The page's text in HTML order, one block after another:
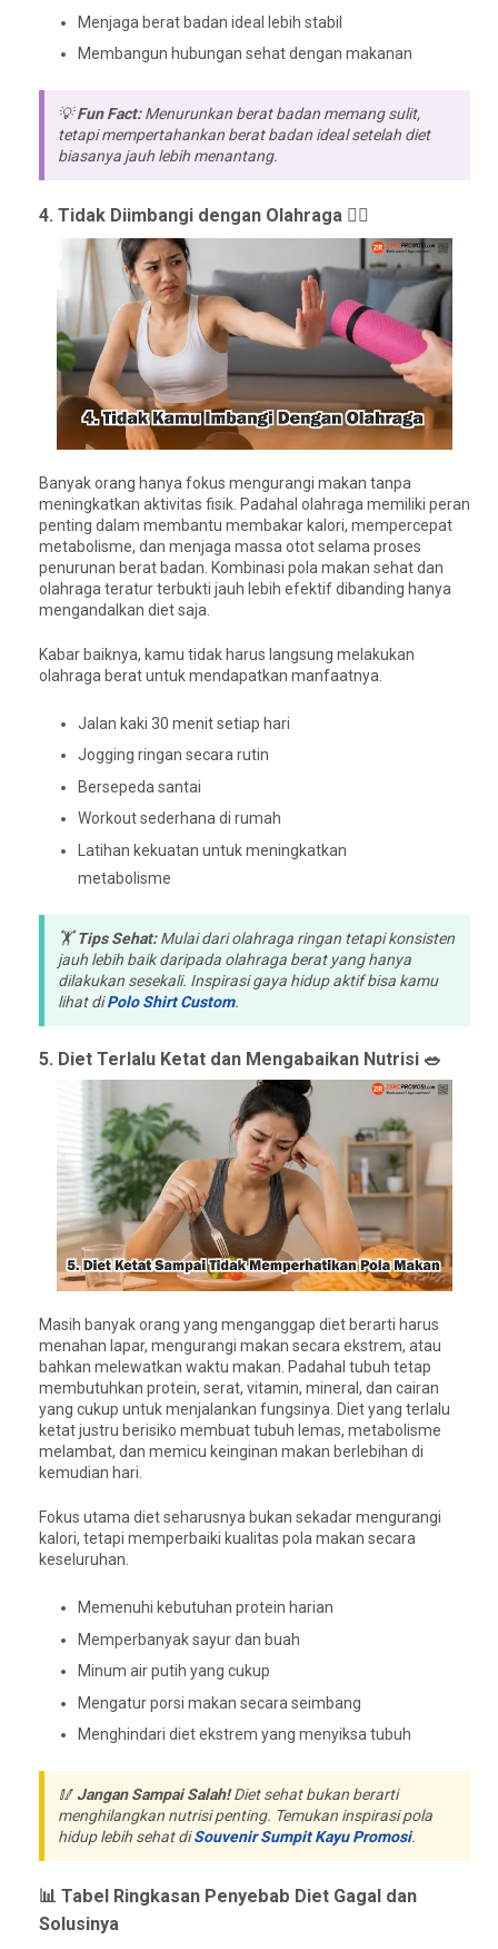
Menjaga berat badan ideal lebih stabil
Membangun hubungan sehat dengan makanan
💡Fun Fact:Menurunkan berat badan memang sulit,
tetapi mempertahankan berat badan ideal setelah diet
biasanya jauh lebih menantang.
4. Tidak Diimbangi dengan Olahraga 🏃‍♂️
Banyak orang hanya fokus mengurangi makan tanpa
meningkatkan aktivitas fisik. Padahal olahraga memiliki peran
penting dalam membantu membakar kalori, mempercepat
metabolisme, dan menjaga massa otot selama proses
penurunan berat badan. Kombinasi pola makan sehat dan
olahraga teratur terbukti jauh lebih efektif dibanding hanya
mengandalkan diet saja.
Kabar baiknya, kamu tidak harus langsung melakukan
olahraga berat untuk mendapatkan manfaatnya.
Jalan kaki 30 menit setiap hari
Jogging ringan secara rutin
Bersepeda santai
Workout sederhana di rumah
Latihan kekuatan untuk meningkatkan
metabolisme
🏋️Tips Sehat:Mulai dari olahraga ringan tetapi konsisten
jauh lebih baik daripada olahraga berat yang hanya
dilakukan sesekali. Inspirasi gaya hidup aktif bisa kamu
lihat diPolo Shirt Custom.
5. Diet Terlalu Ketat dan Mengabaikan Nutrisi 🥗
Masih banyak orang yang menganggap diet berarti harus
menahan lapar, mengurangi makan secara ekstrem, atau
bahkan melewatkan waktu makan. Padahal tubuh tetap
membutuhkan protein, serat, vitamin, mineral, dan cairan
yang cukup untuk menjalankan fungsinya. Diet yang terlalu
ketat justru berisiko membuat tubuh lemas, metabolisme
melambat, dan memicu keinginan makan berlebihan di
kemudian hari.
Fokus utama diet seharusnya bukan sekadar mengurangi
kalori, tetapi memperbaiki kualitas pola makan secara
keseluruhan.
Memenuhi kebutuhan protein harian
Memperbanyak sayur dan buah
Minum air putih yang cukup
Mengatur porsi makan secara seimbang
Menghindari diet ekstrem yang menyiksa tubuh
🥢 Jangan Sampai Salah!Diet sehat bukan berarti
menghilangkan nutrisi penting. Temukan inspirasi pola
hidup lebih sehat diSouvenir Sumpit Kayu Promosi.
📊 Tabel Ringkasan Penyebab Diet Gagal dan
Solusinya